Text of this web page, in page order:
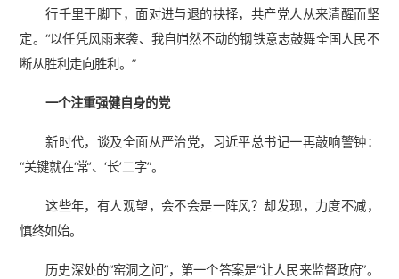
行千里于脚下，面对进与退的抉择，共产党人从来清醒而坚
定。“以任凭风雨来袭、我自岿然不动的钢铁意志鼓舞全国人民不
断从胜利走向胜利。”
一个注重强健自身的党
新时代，谈及全面从严治党，习近平总书记一再敲响警钟：
“关键就在‘常’、‘长’二字”。
这些年，有人观望，会不会是一阵风？却发现，力度不减，
慎终如始。
历史深处的“窑洞之问”，第一个答案是“让人民来监督政府”。